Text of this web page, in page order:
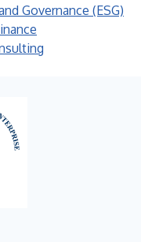
Governance (ESG)